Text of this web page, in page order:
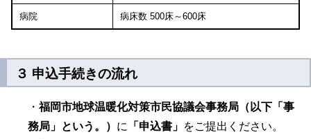
病院 病床数 500床～600床
３ 申込手続きの流れ
・福岡市地球温暖化対策市民協議会事務局（以下「事
務局」という。） に 「申込書」 をご提出ください。